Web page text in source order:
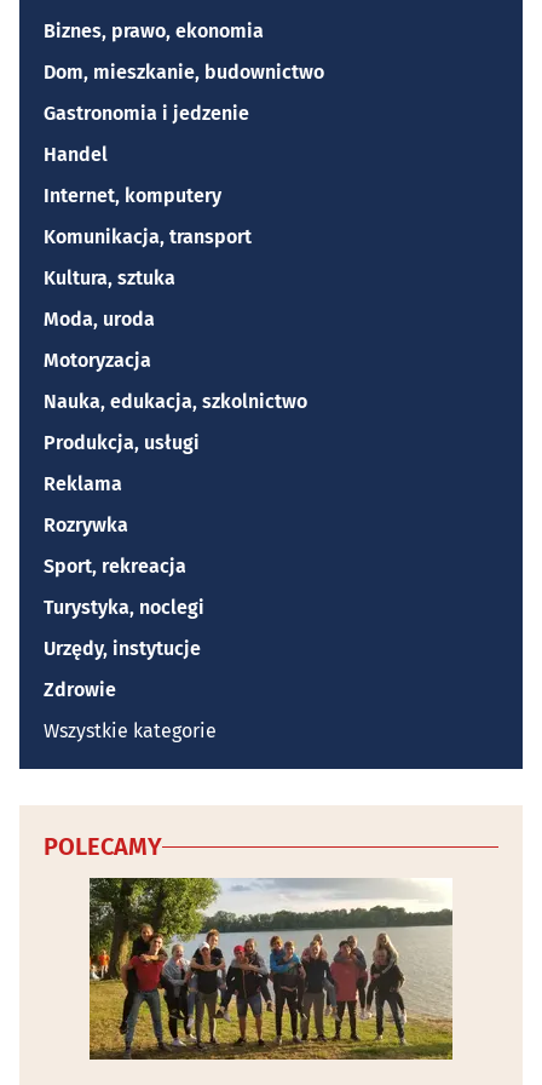
Biznes, prawo, ekonomia
Dom, mieszkanie, budownictwo
Gastronomia i jedzenie
Handel
Internet, komputery
Komunikacja, transport
Kultura, sztuka
Moda, uroda
Motoryzacja
Nauka, edukacja, szkolnictwo
Produkcja, usługi
Reklama
Rozrywka
Sport, rekreacja
Turystyka, noclegi
Urzędy, instytucje
Zdrowie
Wszystkie kategorie
POLECAMY